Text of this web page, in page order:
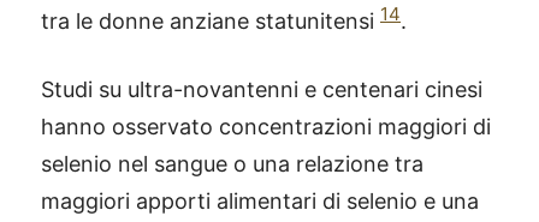
tra le donne anziane statunitensi 14.
Studi su ultra-novantenni e centenari cinesi
hanno osservato concentrazioni maggiori di
selenio nel sangue o una relazione tra
maggiori apporti alimentari di selenio e una